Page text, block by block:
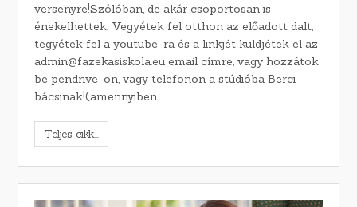
versenyre!Szólóban, de akár csoportosan is
énekelhettek. Vegyétek fel otthon az előadott dalt,
tegyétek fel a youtube-ra és a linkjét küldjétek el az
admin@fazekasiskola.eu email címre, vagy hozzátok
be pendrive-on, vagy telefonon a stúdióba Berci
bácsinak!(amennyiben…
Teljes cikk...